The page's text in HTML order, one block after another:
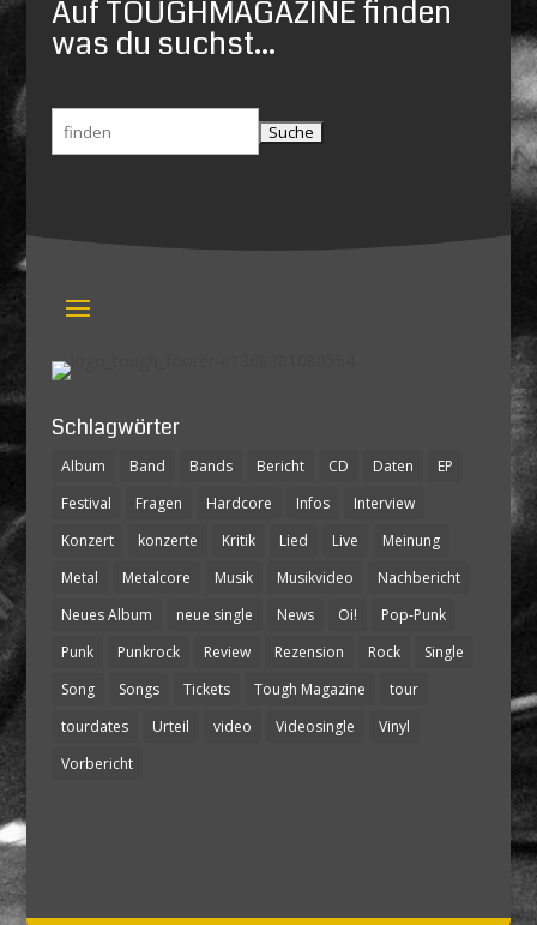
Auf TOUGHMAGAZINE finden
was du suchst...
Suchen
nach:
Schlagwörter
Album Band Bands Bericht CD Daten
EP
Festival
Fragen Hardcore Infos
Interview
Konzert
konzerte Kritik Lied Live
Meinung
Metal
Metalcore Musik Musikvideo
Nachbericht
Neues Album
neue single News Oi!
Pop-Punk
Punk
Punkrock Review Rezension Rock
Single
Song
Songs Tickets Tough Magazine
tour
tourdates
Urteil video Videosingle
Vinyl
Vorbericht